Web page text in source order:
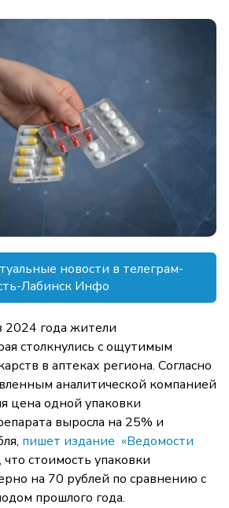
новости в телеграм-
Лабинск Инфо
2024 года жители
столкнулись с ощутимым
в аптеках региона. Согласно
аналитической компанией
цена одной упаковки
выросла на 25% и
пишет издание «Ведомости
что стоимость упаковки
на 70 рублей по сравнению с
прошлого года.